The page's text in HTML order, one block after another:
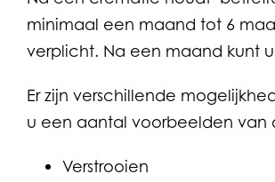
minimaal een maand tot 6
verplicht. Na een maand kunt
Er zijn verschillende
u een aantal voorbeelden van
Verstrooien